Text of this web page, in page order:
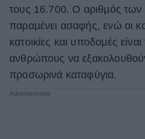
τους 16.700. Ο αριθμός
παραμένει ασαφής, ενώ οι
κατοικίες και υποδομές
ανθρώπους να
προσωρινά καταφύγια.